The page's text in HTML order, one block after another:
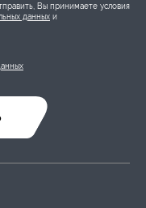
Вы принимаете условия
данных и